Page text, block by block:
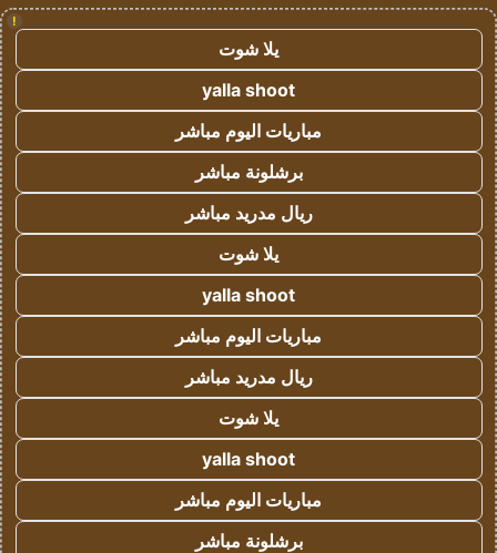
!
يلا شوت
yalla shoot
مباريات اليوم مباشر
برشلونة مباشر
ريال مدريد مباشر
يلا شوت
yalla shoot
مباريات اليوم مباشر
ريال مدريد مباشر
يلا شوت
yalla shoot
مباريات اليوم مباشر
برشلونة مباشر